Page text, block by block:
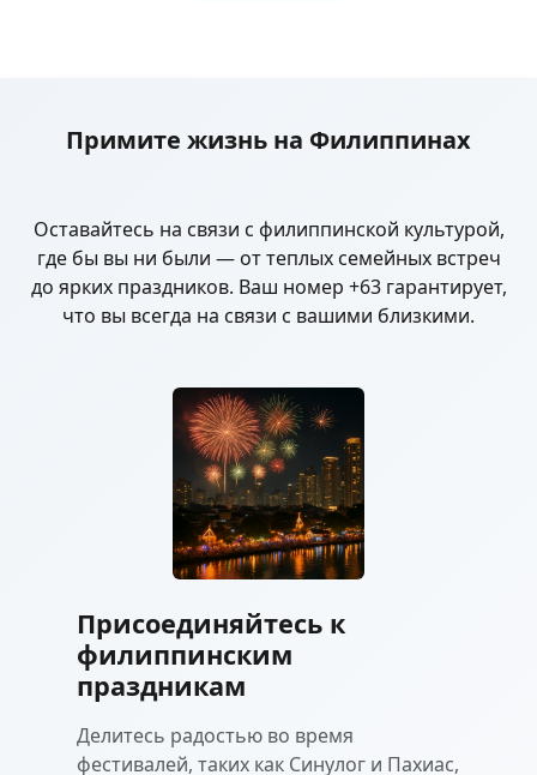
Примите жизнь на Филиппинах
Оставайтесь на связи с филиппинской культурой,
где бы вы ни были — от теплых семейных встреч
до ярких праздников. Ваш номер +63 гарантирует,
что вы всегда на связи с вашими близкими.
Присоединяйтесь к
филиппинским
праздникам
Делитесь радостью во время
фестивалей, таких как Синулог и Пахиас,